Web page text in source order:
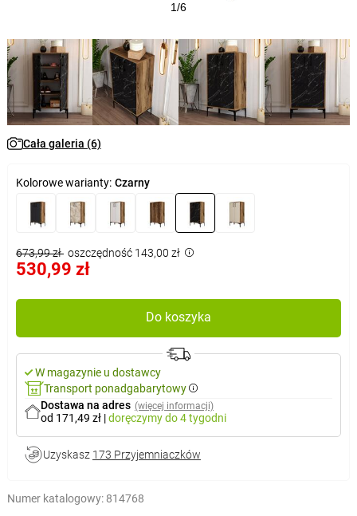
1/6
Cała galeria (6)
Kolorowe warianty: Czarny
673,99 zł oszczędność 143,00 zł
530,99 zł
Do koszyka
W magazynie u dostawcy
Transport ponadgabarytowy
Dostawa na adres (więcej informacji)
od 171,49 zł |doręczymydo 4 tygodni
Uzyskasz 173 Przyjemniaczków
Numer katalogowy: 814768